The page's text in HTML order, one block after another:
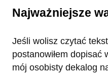
Najważniejsze
Jeśli wolisz czytać
postanowiłem dopisać
mój osobisty dekalog